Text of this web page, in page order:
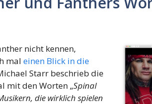
nicht kennen,
mal einen Blick in die
Starr beschrieb die
mit den Worten „Spinal
die wirklich spielen